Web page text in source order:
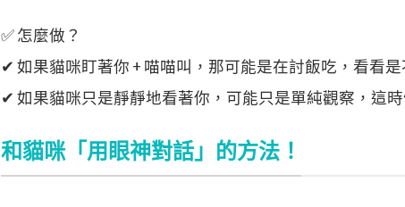
✅ 怎麼做？
✔ 如果貓咪盯著你 + 喵喵叫，那可能是在討飯吃，看看是
✔ 如果貓咪只是靜靜地看著你，可能只是單純觀察，這
和貓咪「用眼神對話」的方法！